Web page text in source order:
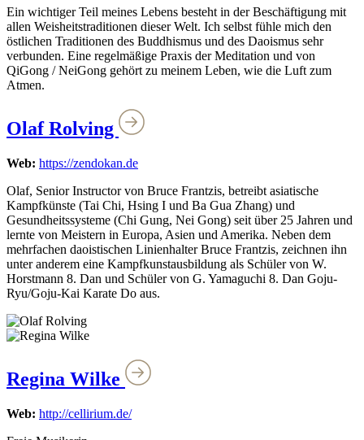
Ein wichtiger Teil meines Lebens besteht in der Beschäftigung mit
allen Weisheitstraditionen dieser Welt. Ich selbst fühle mich den
östlichen Traditionen des Buddhismus und des Daoismus sehr
verbunden. Eine regelmäßige Praxis der Meditation und von
QiGong / NeiGong gehört zu meinem Leben, wie die Luft zum
Atmen.
Olaf Rolving
Web: https://zendokan.de
Olaf, Senior Instructor von Bruce Frantzis, betreibt asiatische
Kampfkünste (Tai Chi, Hsing I und Ba Gua Zhang) und
Gesundheitssysteme (Chi Gung, Nei Gong) seit über 25 Jahren und
lernte von Meistern in Europa, Asien und Amerika. Neben dem
mehrfachen daoistischen Linienhalter Bruce Frantzis, zeichnen ihn
unter anderem eine Kampfkunstausbildung als Schüler von W.
Horstmann 8. Dan und Schüler von G. Yamaguchi 8. Dan Goju-
Ryu/Goju-Kai Karate Do aus.
Regina Wilke
Web: http://cellirium.de/